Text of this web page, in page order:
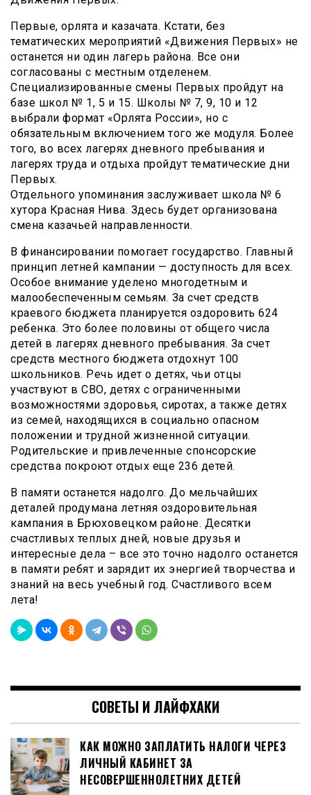
Первые, орлята и казачата. Кстати, без
тематических мероприятий «Движения Первых» не
останется ни один лагерь района. Все они
согласованы с местным отделенем.
Специализированные смены Первых пройдут на
базе школ № 1, 5 и 15. Школы № 7, 9, 10 и 12
выбрали формат «Орлята России», но с
обязательным включением того же модуля. Более
того, во всех лагерях дневного пребывания и
лагерях труда и отдыха пройдут тематические дни
Первых.
Отдельного упоминания заслуживает школа № 6
хутора Красная Нива. Здесь будет организована
смена казачьей направленности.
В финансировании помогает государство. Главный
принцип летней кампании — доступность для всех.
Особое внимание уделено многодетным и
малообеспеченным семьям. За счет средств
краевого бюджета планируется оздоровить 624
ребенка. Это более половины от общего числа
детей в лагерях дневного пребывания. За счет
средств местного бюджета отдохнут 100
школьников. Речь идет о детях, чьи отцы
участвуют в СВО, детях с ограниченными
возможностями здоровья, сиротах, а также детях
из семей, находящихся в социально опасном
положении и трудной жизненной ситуации.
Родительские и привлеченные спонсорские
средства покроют отдых еще 236 детей.
В памяти останется надолго. До мельчайших
деталей продумана летняя оздоровительная
кампания в Брюховецком районе. Десятки
счастливых теплых дней, новые друзья и
интересные дела – все это точно надолго останется
в памяти ребят и зарядит их энергией творчества и
знаний на весь учебный год. Счастливого всем
лета!
СОВЕТЫ И ЛАЙФХАКИ
КАК МОЖНО ЗАПЛАТИТЬ НАЛОГИ ЧЕРЕЗ
ЛИЧНЫЙ КАБИНЕТ ЗА
НЕСОВЕРШЕННОЛЕТНИХ ДЕТЕЙ